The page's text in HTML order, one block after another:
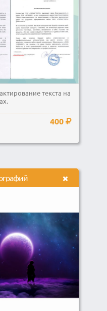
текста на
400